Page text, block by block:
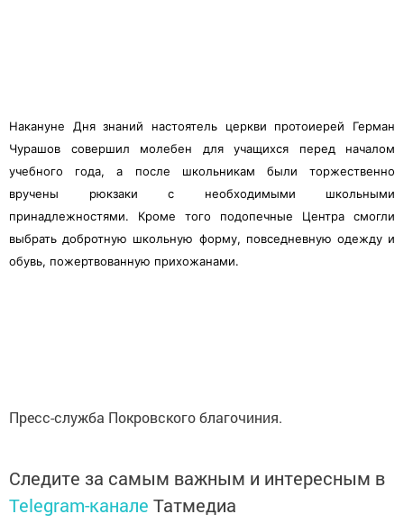
Накануне Дня знаний настоятель церкви протоиерей Герман
Чурашов совершил молебен для учащихся перед началом
учебного года, а после школьникам были торжественно
вручены рюкзаки с необходимыми школьными
принадлежностями. Кроме того подопечные Центра смогли
выбрать добротную школьную форму, повседневную одежду и
обувь, пожертвованную прихожанами.
Пресс-служба Покровского благочиния.
Следите за самым важным и интересным в
Telegram-канале Татмедиа